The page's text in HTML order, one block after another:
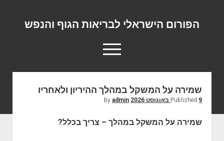
הפורום הישראלי לבריאות הגוף והנפש
o
p
n
e
n
פורום המומחים המוביל בישראל
אודות
יצירת קשר
שמירה על המשקל במהלך ההיריון ולאחריו
Published 9 באוגוסט 2026 admin
שמירה על המשקל במהלך – צריך בכלל?